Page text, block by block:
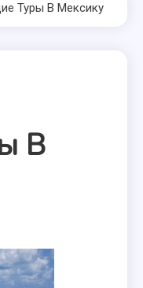
Туры В Мексику
В